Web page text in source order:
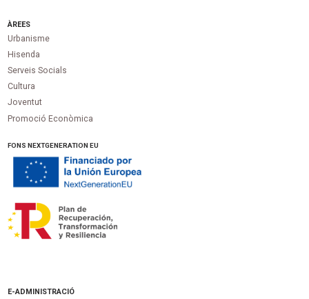
ÀREES
Urbanisme
Hisenda
Serveis Socials
Cultura
Joventut
Promoció Econòmica
FONS NEXTGENERATION EU
E-ADMINISTRACIÓ